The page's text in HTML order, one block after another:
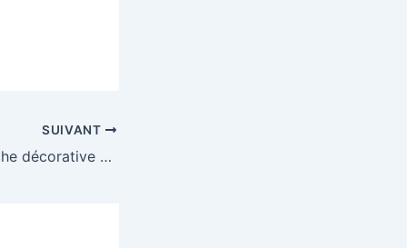
SUIVANT
Gagnez une planche décorative signée d’une valeur de 179€